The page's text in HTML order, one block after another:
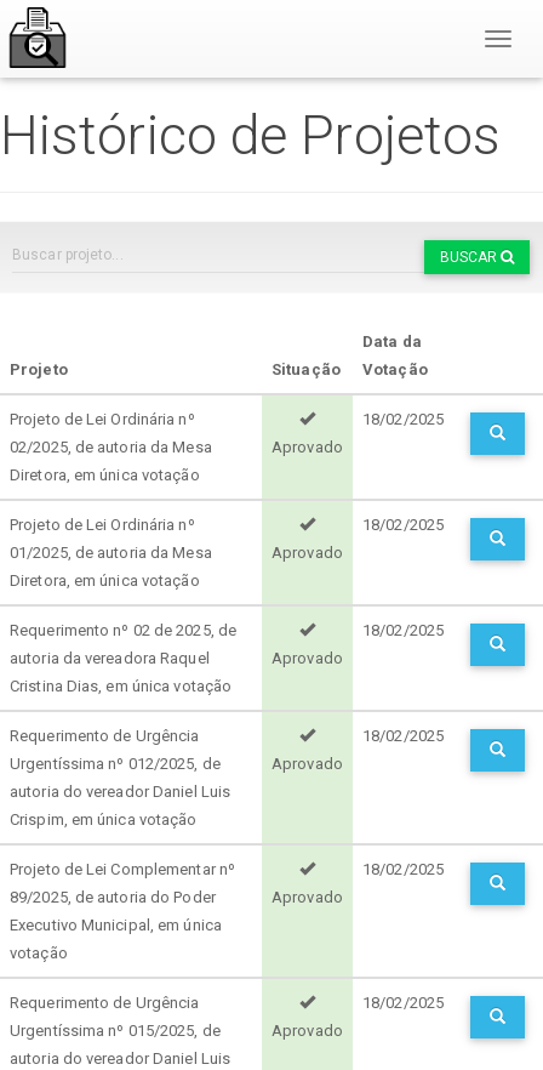
Histórico de Projetos
BUSCAR
Projeto Situação
Data da
Votação
Projeto de Lei Ordinária nº
02/2025, de autoria da Mesa
Diretora, em única votação
Aprovado
18/02/2025
Projeto de Lei Ordinária nº
01/2025, de autoria da Mesa
Diretora, em única votação
Aprovado
18/02/2025
Requerimento nº 02 de 2025, de
autoria da vereadora Raquel
Cristina Dias, em única votação
Aprovado
18/02/2025
Requerimento de Urgência
Urgentíssima nº 012/2025, de
autoria do vereador Daniel Luis
Crispim, em única votação
Aprovado
18/02/2025
Projeto de Lei Complementar nº
89/2025, de autoria do Poder
Executivo Municipal, em única
votação
Aprovado
18/02/2025
Requerimento de Urgência
Urgentíssima nº 015/2025, de
autoria do vereador Daniel Luis
Aprovado
18/02/2025